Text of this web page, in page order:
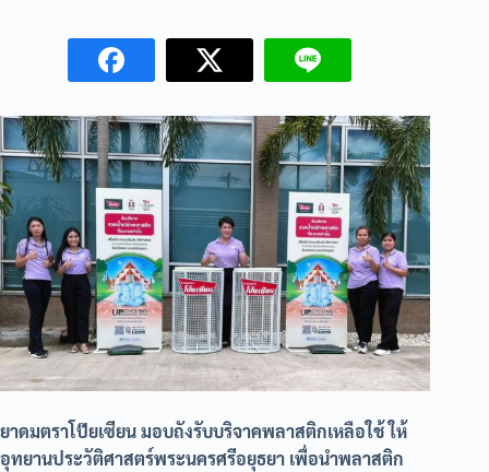
ยาดมตราโป๊ยเซียน มอบถังรับบริจาคพลาสติกเหลือใช้ ให้
อุทยานประวัติศาสตร์พระนครศรีอยุธยา เพื่อนำพลาสติก